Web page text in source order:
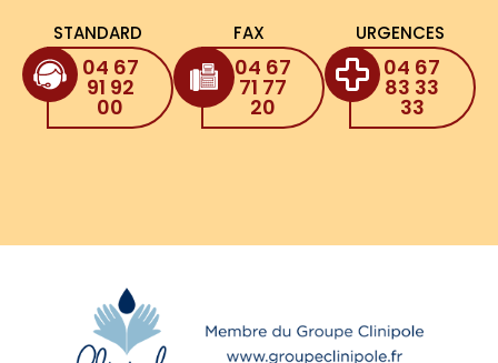
STANDARD
04 67
91 92
00
FAX
04 67
71 77
20
URGENCES
04 67
83 33
33